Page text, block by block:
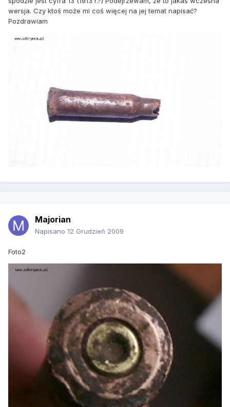
wersja. Czy ktoś może mi coś więcej na jej temat napisać?
Pozdrawiam
Majorian
Napisano 12 Grudzień 2009
Foto2